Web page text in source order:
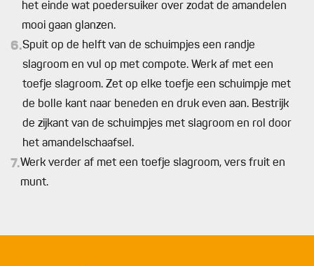
het einde wat poedersuiker over zodat de amandelen
mooi gaan glanzen.
6.Spuit op de helft van de schuimpjes een randje
slagroom en vul op met compote. Werk af met een
toefje slagroom. Zet op elke toefje een schuimpje met
de bolle kant naar beneden en druk even aan. Bestrijk
de zijkant van de schuimpjes met slagroom en rol door
het amandelschaafsel.
7.Werk verder af met een toefje slagroom, vers fruit en
munt.